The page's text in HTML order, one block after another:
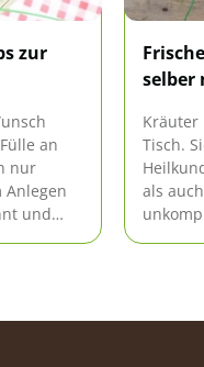
zur
an
nur
und
selber
Kräuter
Tisch.
als